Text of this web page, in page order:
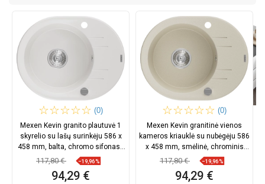
(0)
Mexen Kevin granito plautuvė 1
skyrelio su lašų surinkėju 586 x
458 mm, balta, chromo sifonas -
6517581005-20
117,80 € −19,96%
94,29 €
(0)
Mexen Kevin granitinė vienos
kameros kriauklė su nubėgėju 586
x 458 mm, smėlinė, chrominis
sifonas - 6517581005-69
117,80 € −19,96%
94,29 €